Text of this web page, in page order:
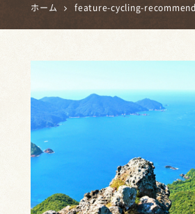
ホーム feature-cycling-